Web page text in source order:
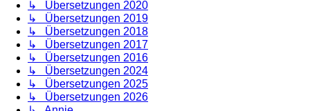
↳ Übersetzungen 2020
↳ Übersetzungen 2019
↳ Übersetzungen 2018
↳ Übersetzungen 2017
↳ Übersetzungen 2016
↳ Übersetzungen 2024
↳ Übersetzungen 2025
↳ Übersetzungen 2026